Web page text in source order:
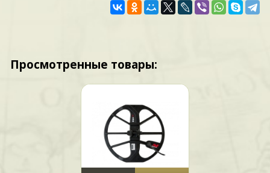
Просмотренные товары: